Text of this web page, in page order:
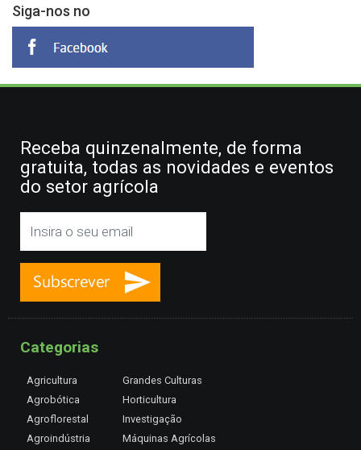
Siga-nos no
Receba quinzenalmente, de forma
gratuita, todas as novidades e eventos
do setor agrícola
Categorias
Agricultura
Agrobótica
Agroflorestal
Agroindústria
Grandes Culturas
Horticultura
Investigação
Máquinas Agrícolas